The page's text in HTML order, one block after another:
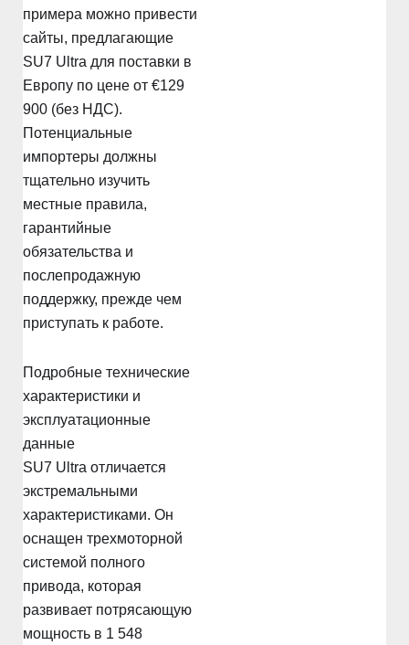
примера можно привести
сайты, предлагающие
SU7 Ultra для поставки в
Европу по цене от €129
900 (без НДС).
Потенциальные
импортеры должны
тщательно изучить
местные правила,
гарантийные
обязательства и
послепродажную
поддержку, прежде чем
приступать к работе.
Подробные технические
характеристики и
эксплуатационные
данные
SU7 Ultra отличается
экстремальными
характеристиками. Он
оснащен трехмоторной
системой полного
привода, которая
развивает потрясающую
мощность в 1 548